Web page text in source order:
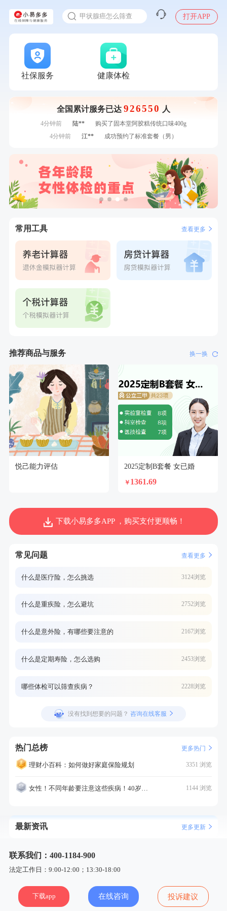
甲状腺癌怎么筛查
打开APP
社保服务 健康体检
全国累计服务已达 926550 人
7分钟前 姜**
成功预约了女性VIP体检套餐
刚刚
刘**
成功预约了入职体检套餐
刚刚
刘**
成功预约了入职体检套餐
刚刚
购买了美的体重秤 MO-CW5 白色
购买了美的体重秤 MO-CW5 白色
1分钟前
购买了姚朵朵-1000g粗粮生活礼盒
2分钟前
谭**
购买了中粮可益康红豆薏米粉500g
4分钟前
陆**
购买了固本堂阿胶糕传统口味400g
4分钟前
江**
成功预约了标准套餐（男）
6分钟前
购买了汤臣倍健多维男士多种维生素矿物质片1.5g*60片*2
7分钟前 罗**
购买了美的体重秤 MO-CW5 白色
7分钟前
姜**
成功预约了女性VIP体检套餐
成功预约了入职体检套餐
常用工具 查看更多
推荐商品与服务 换一换
悦己能力评估 2025定制B套餐 女已婚
￥ 1361.69
下载小易多多APP ，购买支付更顺畅！
常见问题 查看更多
什么是医疗险，怎么挑选 3124浏览
什么是重疾险，怎么避坑 2752浏览
什么是意外险，有哪些要注意的 2167浏览
什么是定期寿险，怎么选购 2453浏览
哪些体检可以筛查疾病？ 2228浏览
没有找到想要的问题？ 咨询在线客服
热门总榜 更多热门
理财小百科：如何做好家庭保险规划 3351 浏览
女性！不同年龄要注意这些疾病！40岁的这个疾病最需要注意！ 1144 浏览
最新资讯 更多更新
联系我们：400-1184-900
法定工作日：9:00-12:00；13:30-18:00
下载app 在线咨询 投诉建议